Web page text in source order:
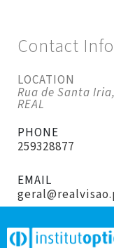
Contact Info
LOCATION
Rua de Santa
REAL
PHONE
259328877
EMAIL